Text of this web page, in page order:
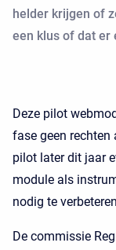
helder krijgen of
een klus of dat er
Deze pilot
fase geen rechten
pilot later dit jaar
module als
nodig te
De commissie